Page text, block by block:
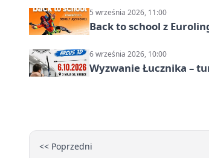
5 września 2026, 11:00
Back to school z
6 września 2026, 10:00
Wyzwanie Łucznika –
<< Poprzedni